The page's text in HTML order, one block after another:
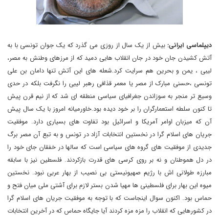
دیپلماسی ایرانی:بیش از یک سال از روزی می گذرد که یک جوان تونسی با به
آتش کشیدن جان خود در جان انقلاب هایی دمید که از مرزهای وطنش به مصر،
لیبی ، یمن و بحرین هم سرایت کرد.شعله های این آتش تنها دامان بن علی
تونسی ،حسنی مبارک از مصر یا معمر قذافی رهبر لیبی را نگرفت بلکه در حدی
وسیع تر منجر به سوزاندن جغرافیای سیاسی منطقه ای شد که از نیم قرن پیش
تا کنون سلطه استعمارگران را بر خود دیده بود.خاورمیانه امروز با یک سال پیش
آن که میزبان اوامر آمریکا و اسرائیل بود تفاوت های بسیاری دارد. موفقیت
جریان های اسلام گرا در نخستین انتخابات آزاد در تونس و به تبع آن مصر برگ
جدیدی از موفقیت های گروه های سیاسی است که سالها در خفقان جای خود را
در دل هموطنان و نه بر روی کرسی های قدرت بازکردند. فلسطین نیز با سابقه
مبارزه طولانی اش با رژیم صهیونیستی بی نصیب از بهار عربی نبود. نخستین
میوه این بهار برای فلسطینی ها مهیا شدن بستر لازم برای آشتی ملی میان فتح و
حماس بود. اکنون سوال اینجاست که با توجه به موفقیت جریان های اسلام گرا
در کشورهایی که انقلاب را مزه مزه کردند آیا جایگاه حماس که در آخرین انتخابات